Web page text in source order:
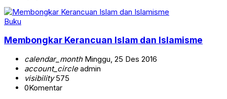
Buku
Membongkar Kerancuan Islam dan Islamisme
calendar_monthMinggu, 25 Des 2016
account_circleadmin
visibility575
0Komentar